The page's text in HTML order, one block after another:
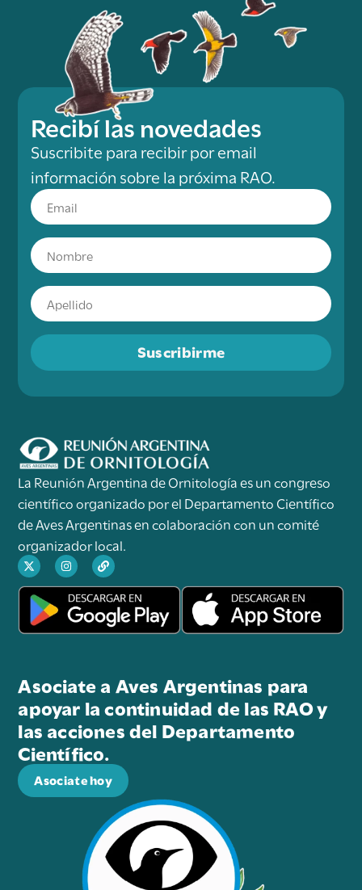
Recibí las novedades
Suscribite para recibir por email
información sobre la próxima RAO.
Suscribirme
La Reunión Argentina de Ornitología es un congreso
científico organizado por el Departamento Científico
de Aves Argentinas en colaboración con un comité
organizador local.
Asociate a Aves Argentinas para
apoyar la continuidad de las RAO y
las acciones del Departamento
Científico.
Asociate hoy